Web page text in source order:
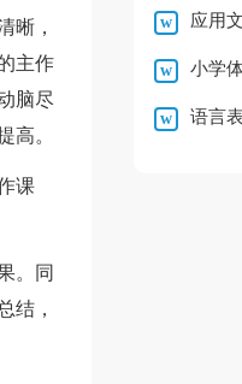
晰，
主作
脑尽
高。
课
。同
结，
应用
小学
语言